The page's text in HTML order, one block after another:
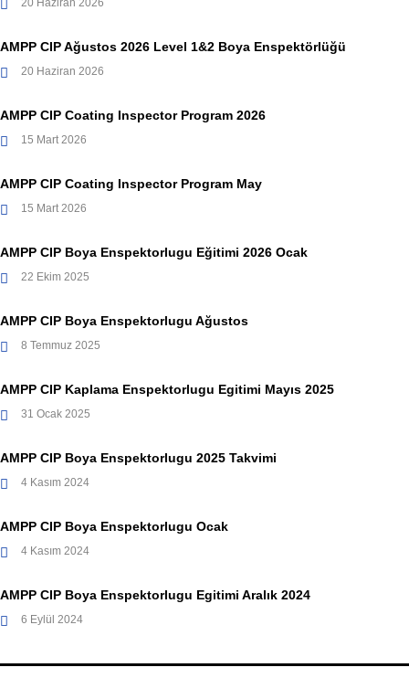
20 Haziran 2026
AMPP CIP Ağustos 2026 Level 1&2 Boya Enspektörlüğü
20 Haziran 2026
AMPP CIP Coating Inspector Program 2026
15 Mart 2026
AMPP CIP Coating Inspector Program May
15 Mart 2026
AMPP CIP Boya Enspektorlugu Eğitimi 2026 Ocak
22 Ekim 2025
AMPP CIP Boya Enspektorlugu Ağustos
8 Temmuz 2025
AMPP CIP Kaplama Enspektorlugu Egitimi Mayıs 2025
31 Ocak 2025
AMPP CIP Boya Enspektorlugu 2025 Takvimi
4 Kasım 2024
AMPP CIP Boya Enspektorlugu Ocak
4 Kasım 2024
AMPP CIP Boya Enspektorlugu Egitimi Aralık 2024
6 Eylül 2024